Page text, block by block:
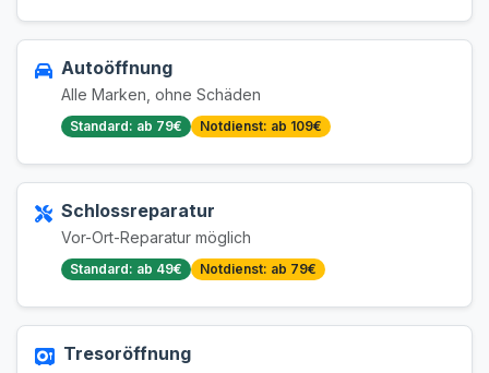
Autoöffnung
Alle Marken, ohne Schäden
Standard: ab 79€ Notdienst: ab 109€
Schlossreparatur
Vor-Ort-Reparatur möglich
Standard: ab 49€ Notdienst: ab 79€
Tresoröffnung